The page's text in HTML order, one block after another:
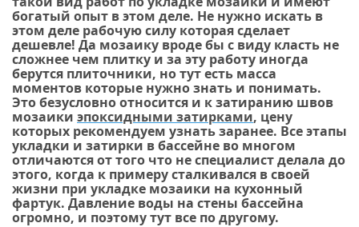
богатый опыт в этом деле. Не нужно искать в
этом деле рабочую силу которая сделает
дешевле! Да мозаику вроде бы с виду класть не
сложнее чем плитку и за эту работу иногда
берутся плиточники, но тут есть масса
моментов которые нужно знать и понимать.
Это безусловно относится и к затиранию швов
мозаики эпоксидными затирками, цену
которых рекомендуем узнать заранее. Все этапы
укладки и затирки в бассейне во многом
отличаются от того что не специалист делала до
этого, когда к примеру сталкивался в своей
жизни при укладке мозаики на кухонный
фартук. Давление воды на стены бассейна
огромно, и поэтому тут все по другому.